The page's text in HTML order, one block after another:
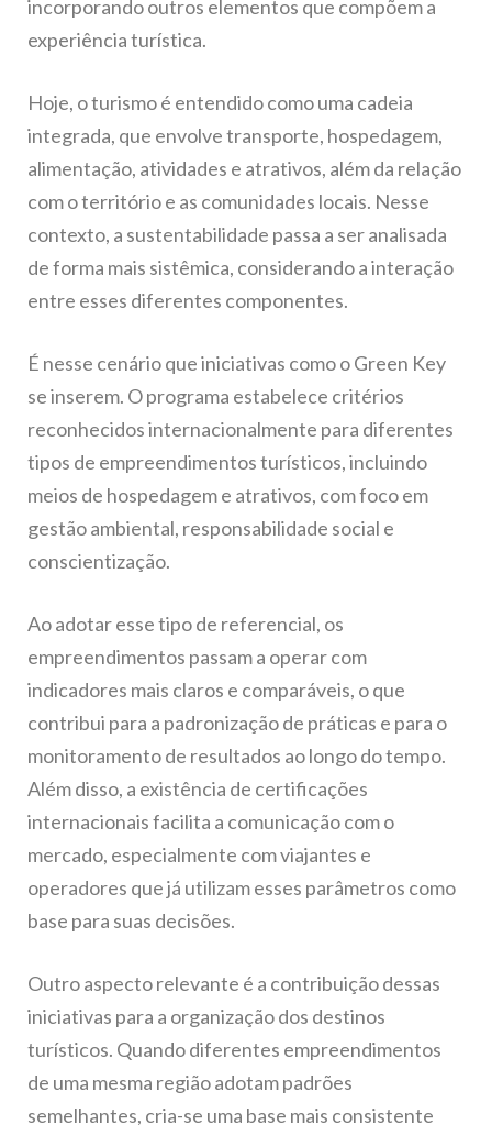
incorporando outros elementos que compõem a
experiência turística.
Hoje, o turismo é entendido como uma cadeia
integrada, que envolve transporte, hospedagem,
alimentação, atividades e atrativos, além da relação
com o território e as comunidades locais. Nesse
contexto, a sustentabilidade passa a ser analisada
de forma mais sistêmica, considerando a interação
entre esses diferentes componentes.
É nesse cenário que iniciativas como o Green Key
se inserem. O programa estabelece critérios
reconhecidos internacionalmente para diferentes
tipos de empreendimentos turísticos, incluindo
meios de hospedagem e atrativos, com foco em
gestão ambiental, responsabilidade social e
conscientização.
Ao adotar esse tipo de referencial, os
empreendimentos passam a operar com
indicadores mais claros e comparáveis, o que
contribui para a padronização de práticas e para o
monitoramento de resultados ao longo do tempo.
Além disso, a existência de certificações
internacionais facilita a comunicação com o
mercado, especialmente com viajantes e
operadores que já utilizam esses parâmetros como
base para suas decisões.
Outro aspecto relevante é a contribuição dessas
iniciativas para a organização dos destinos
turísticos. Quando diferentes empreendimentos
de uma mesma região adotam padrões
semelhantes, cria-se uma base mais consistente